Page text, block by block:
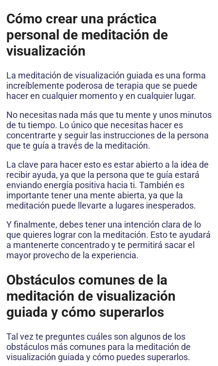
Cómo crear una práctica
personal de meditación de
visualización
La meditación de visualización guiada es una forma
increíblemente poderosa de terapia que se puede
hacer en cualquier momento y en cualquier lugar.
No necesitas nada más que tu mente y unos minutos
de tu tiempo. Lo único que necesitas hacer es
concentrarte y seguir las instrucciones de la persona
que te guía a través de la meditación.
La clave para hacer esto es estar abierto a la idea de
recibir ayuda, ya que la persona que te guía estará
enviando energía positiva hacia ti. También es
importante tener una mente abierta, ya que la
meditación puede llevarte a lugares inesperados.
Y finalmente, debes tener una intención clara de lo
que quieres lograr con la meditación. Esto te ayudará
a mantenerte concentrado y te permitirá sacar el
mayor provecho de la experiencia.
Obstáculos comunes de la
meditación de visualización
guiada y cómo superarlos
Tal vez te preguntes cuáles son algunos de los
obstáculos más comunes para la meditación de
visualización guiada y cómo puedes superarlos.